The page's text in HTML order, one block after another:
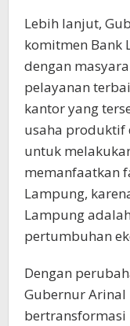
Lebih lanjut,
komitmen Bank
dengan
pelayanan
kantor yang
usaha produktif
untuk
memanfaatkan
Lampung,
Lampung
pertumbuhan
Dengan
Gubernur Arinal